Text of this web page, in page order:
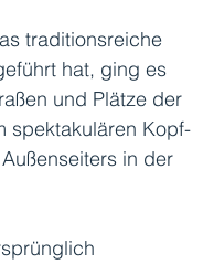
traditionsreiche
hat, ging es
und Plätze der
spektakulären Kopf-
in der